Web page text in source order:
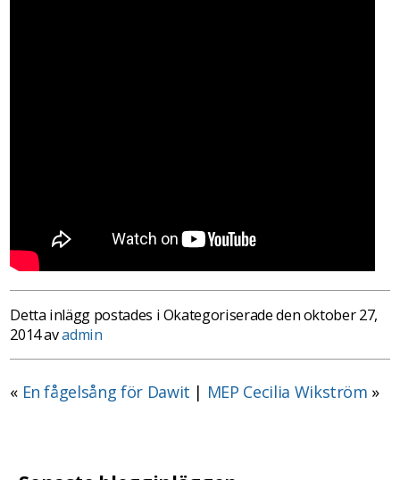
Detta inlägg postades i Okategoriserade den oktober 27,
2014 avadmin
« En fågelsång för Dawit | MEP Cecilia Wikström »